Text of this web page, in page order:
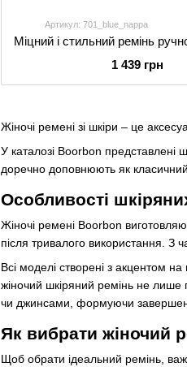
Жіночі ремені зі шкіри – це
У каталозі Boorbon представлені
доречно доповнюють як класичний
Особливості
Жіночі ремені Boorbon
після тривалого використання. З
Всі моделі створені з акцентом
жіночий шкіряний ремінь не
чи джинсами, формуючи
Як вибрати жіночий
Щоб обрати ідеальний ремінь,
Артикул: 701_blue_nappa
1 439 грн